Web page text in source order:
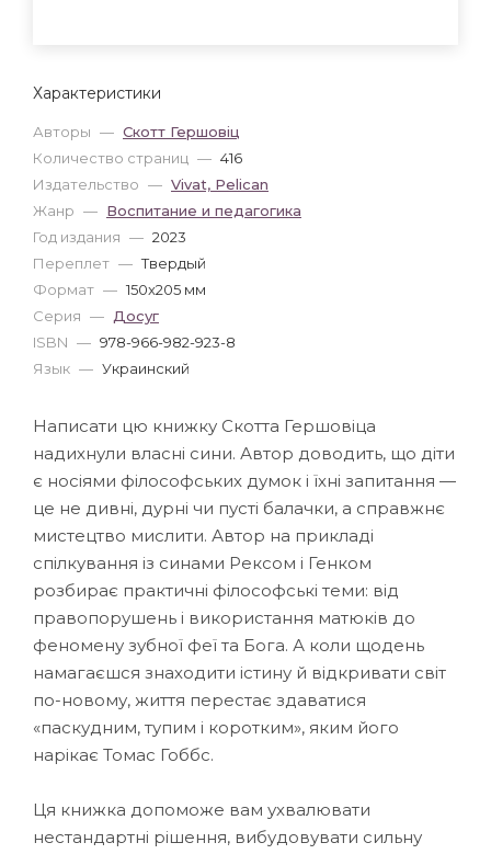
Характеристики
Авторы — Скотт Гершовіц
Количество страниц — 416
Издательство — Vivat, Pelican
Жанр — Воспитание и педагогика
Год издания — 2023
Переплет — Твердый
Формат — 150x205 мм
Серия — Досуг
ISBN — 978-966-982-923-8
Язык — Украинский
Написати цю книжку Скотта Гершовіца
надихнули власні сини. Автор доводить, що діти
є носіями філософських думок і їхні запитання —
це не дивні, дурні чи пусті балачки, а справжнє
мистецтво мислити. Автор на прикладі
спілкування із синами Рексом і Генком
розбирає практичні філософські теми: від
правопорушень і використання матюків до
феномену зубної феї та Бога. А коли щодень
намагаєшся знаходити істину й відкривати світ
по-новому, життя перестає здаватися
«паскудним, тупим і коротким», яким його
нарікає Томас Гоббс.
Ця книжка допоможе вам ухвалювати
нестандартні рішення, вибудовувати сильну